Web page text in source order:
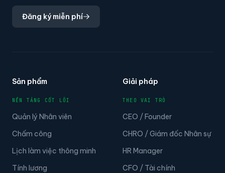
Đăng ký miễn phí
Sản phẩm
NỀN TẢNG CỐT LÕI
Quản lý Nhân viên
Chấm công
Lịch làm việc thông minh
Tính lương
Giải pháp
THEO VAI TRÒ
CEO / Founder
CHRO / Giám đốc Nhân sự
HR Manager
CFO / Tài chính